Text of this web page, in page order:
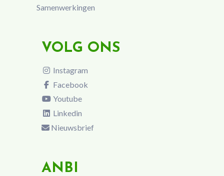
Samenwerkingen
VOLG ONS
Instagram
Facebook
Youtube
Linkedin
Nieuwsbrief
ANBI